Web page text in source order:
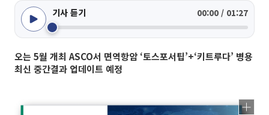
기사 듣기 00:00 / 01:27
오는 5월 개최 ASCO서 면역항암 ‘토스포서팁’+‘키트루다’ 병용
최신 중간결과 업데이트 예정